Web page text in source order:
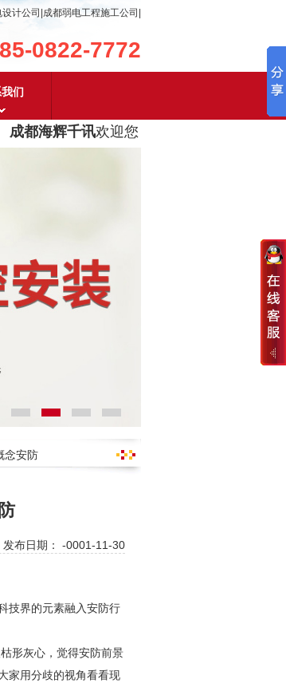
计公司|成都弱电工程施工公司|
0822-7772
们
成都海辉千讯欢迎您！
念安防
布日期： -0001-11-30
技界的元素融入安防行
形灰心，觉得安防前景
家用分歧的视角看看现